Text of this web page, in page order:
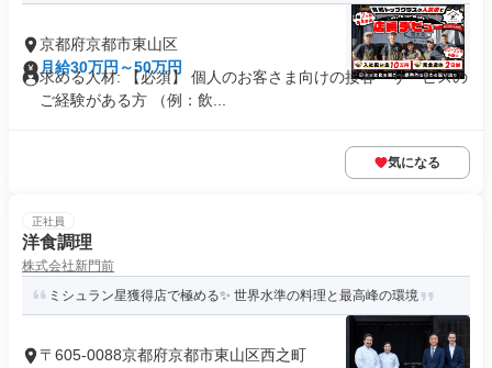
京都府京都市東山区
月給30万円～50万円
求める人材: 【必須】 個人のお客さま向けの接客・サービスの
ご経験がある方 （例：飲...
気になる
正社員
洋食調理
株式会社新門前
ミシュラン星獲得店で極める✨ 世界水準の料理と最高峰の環境
〒605-0088京都府京都市東山区西之町